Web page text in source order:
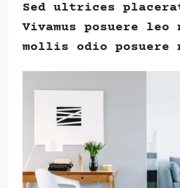
Sed ultrices
Vivamus posuere leo
mollis odio posuere